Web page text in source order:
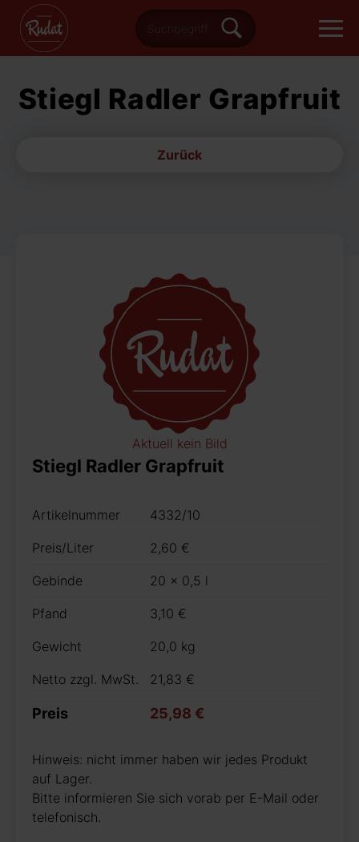
Stiegl Radler Grapfruit
Zurück
Aktuell kein Bild
Stiegl Radler Grapfruit
Artikelnummer 4332/10
Preis/Liter 2,60 €
Gebinde 20 x 0,5 l
Pfand 3,10 €
Gewicht 20,0 kg
Netto zzgl. MwSt. 21,83 €
Preis 25,98 €
Hinweis: nicht immer haben wir jedes Produkt
auf Lager.
Bitte informieren Sie sich vorab per E-Mail oder
telefonisch.